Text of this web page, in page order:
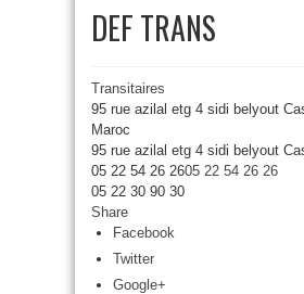
DEF TRANS
Transitaires
95 rue azilal etg 4 sidi belyout
Maroc
95 rue azilal etg 4 sidi belyout
05 22 54 26 2605 22 54 26 26
05 22 30 90 30
Share
Facebook
Twitter
Google+